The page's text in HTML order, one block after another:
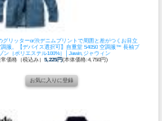
グリッターor渋デニムプリントで周囲と差がつくお目立
服。
【デバイス選択可】自重堂 54050 空調服™ 長袖ブ
ン（ポリエステル100%）│Jawin,ジャウィン
常価格（税込み） 5,225円(本体価格:4,750円)